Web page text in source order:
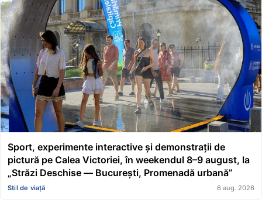
Sport, experimente interactive și demonstrații de
pictură pe Calea Victoriei, în weekendul 8–9 august, la
„Străzi Deschise — București, Promenadă urbană”
Stil de viață 6 aug. 2026